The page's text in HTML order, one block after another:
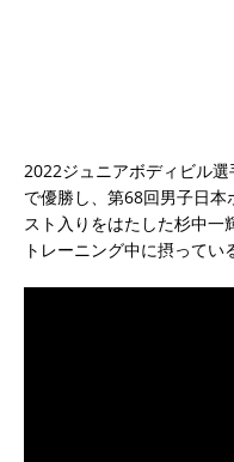
2022ジュニアボディビル
で優勝し、第68回男子日
スト入りをはたした杉中
トレーニング中に摂ってい